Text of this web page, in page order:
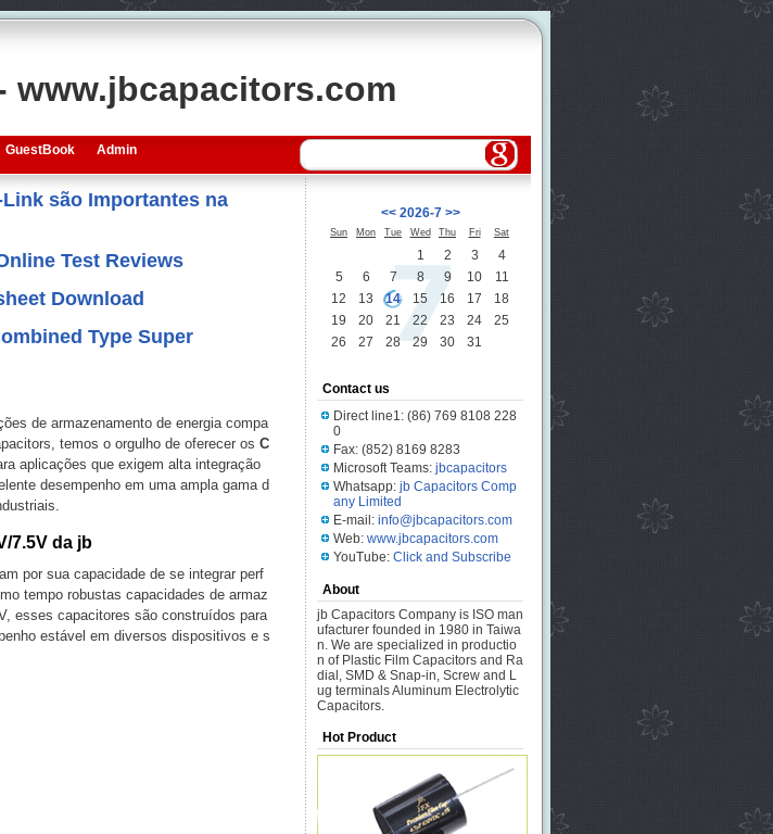
www.jbcapacitors.com
GuestBook Admin
são Importantes na
Test Reviews
Download
Type Super
de armazenamento de energia compa
temos o orgulho de oferecer os C
aplicações que exigem alta integração
desempenho em uma ampla gama d
7.5V da jb
por sua capacidade de se integrar perf
tempo robustas capacidades de armaz
esses capacitores são construídos para
estável em diversos dispositivos e s
<< 2026-7 >>
Sun Mon Tue Wed Thu Fri Sat
1 2 3
4
5
6 7 8 9 10
11
12
13 14 15 16 17
18
19
20 21 22 23 24
25
26
27 28 29 30 31
Contact us
Direct line1: (86) 769 8108 228
0
Fax: (852) 8169 8283
Microsoft Teams: jbcapacitors
Whatsapp: jb Capacitors Comp
any Limited
E-mail: info@jbcapacitors.com
Web: www.jbcapacitors.com
YouTube: Click and Subscribe
About
jb Capacitors Company is ISO man
ufacturer founded in 1980 in Taiwa
n. We are specialized in productio
n of Plastic Film Capacitors and Ra
dial, SMD & Snap-in, Screw and L
ug terminals Aluminum Electrolytic
Capacitors.
Hot Product